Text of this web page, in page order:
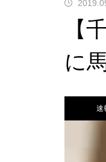
【
に
速